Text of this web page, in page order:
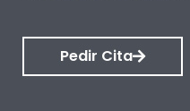
Pedir Cita